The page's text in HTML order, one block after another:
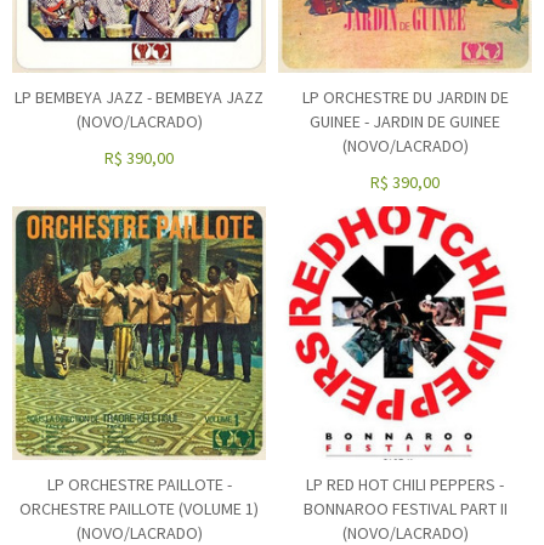
LP BEMBEYA JAZZ - BEMBEYA JAZZ
(NOVO/LACRADO)
R$ 390,00
LP ORCHESTRE DU JARDIN DE
GUINEE - JARDIN DE GUINEE
(NOVO/LACRADO)
R$ 390,00
LP ORCHESTRE PAILLOTE -
ORCHESTRE PAILLOTE (VOLUME 1)
(NOVO/LACRADO)
LP RED HOT CHILI PEPPERS -
BONNAROO FESTIVAL PART II
(NOVO/LACRADO)